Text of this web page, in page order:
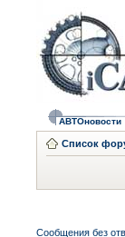
АВТОновости
Список
Сообщения без